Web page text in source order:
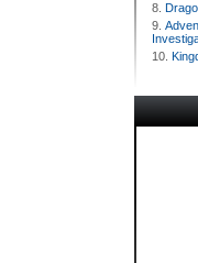
8.
9.
10.